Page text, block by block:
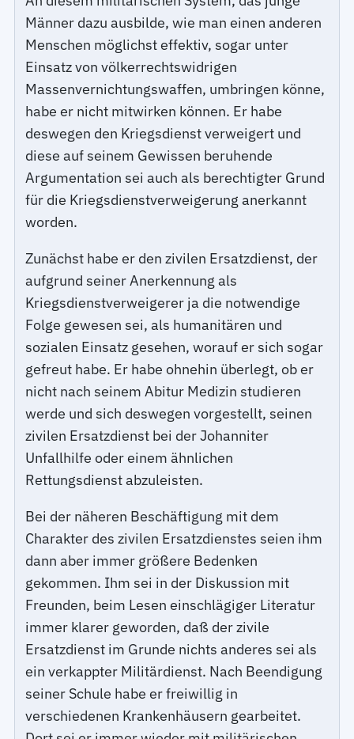
Männer dazu ausbilde, wie man einen anderen
Menschen möglichst effektiv, sogar unter
Einsatz von völkerrechtswidrigen
Massenvernichtungswaffen, umbringen könne,
habe er nicht mitwirken können. Er habe
deswegen den Kriegsdienst verweigert und
diese auf seinem Gewissen beruhende
Argumentation sei auch als berechtigter Grund
für die Kriegsdienstverweigerung anerkannt
worden.
Zunächst habe er den zivilen Ersatzdienst, der
aufgrund seiner Anerkennung als
Kriegsdienstverweigerer ja die notwendige
Folge gewesen sei, als humanitären und
sozialen Einsatz gesehen, worauf er sich sogar
gefreut habe. Er habe ohnehin überlegt, ob er
nicht nach seinem Abitur Medizin studieren
werde und sich deswegen vorgestellt, seinen
zivilen Ersatzdienst bei der Johanniter
Unfallhilfe oder einem ähnlichen
Rettungsdienst abzuleisten.
Bei der näheren Beschäftigung mit dem
Charakter des zivilen Ersatzdienstes seien ihm
dann aber immer größere Bedenken
gekommen. Ihm sei in der Diskussion mit
Freunden, beim Lesen einschlägiger Literatur
immer klarer geworden, daß der zivile
Ersatzdienst im Grunde nichts anderes sei als
ein verkappter Militärdienst. Nach Beendigung
seiner Schule habe er freiwillig in
verschiedenen Krankenhäusern gearbeitet.